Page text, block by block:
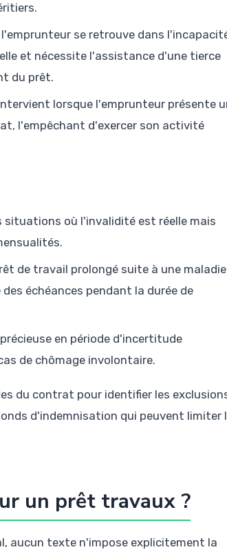
l'emprunteur se retrouve dans
et nécessite l'assistance d'une tierce
du prêt.
lorsque l'emprunteur présente
l'empêchant d'exercer son activité
situations où l'invalidité est réelle mais
de travail prolongé suite à une
échéances pendant la durée de
en période d'incertitude
de chômage involontaire.
du contrat pour identifier les
d'indemnisation qui peuvent limiter
un prêt travaux ?
aucun texte n'impose explicitement la